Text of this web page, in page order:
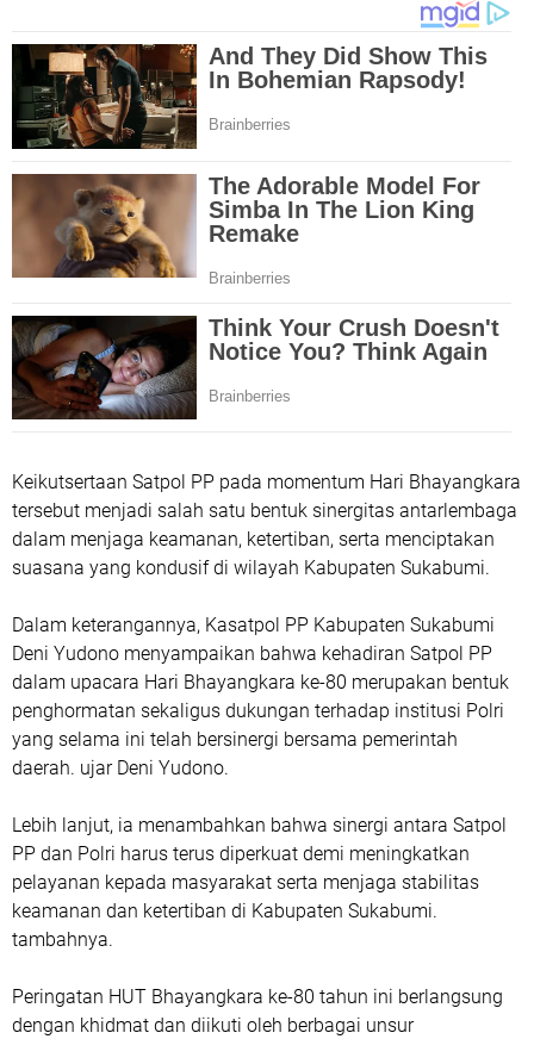
Keikutsertaan Satpol PP pada momentum Hari Bhayangkara
tersebut menjadi salah satu bentuk sinergitas antarlembaga
dalam menjaga keamanan, ketertiban, serta menciptakan
suasana yang kondusif di wilayah Kabupaten Sukabumi.
Dalam keterangannya, Kasatpol PP Kabupaten Sukabumi
Deni Yudono menyampaikan bahwa kehadiran Satpol PP
dalam upacara Hari Bhayangkara ke-80 merupakan bentuk
penghormatan sekaligus dukungan terhadap institusi Polri
yang selama ini telah bersinergi bersama pemerintah
daerah. ujar Deni Yudono.
Lebih lanjut, ia menambahkan bahwa sinergi antara Satpol
PP dan Polri harus terus diperkuat demi meningkatkan
pelayanan kepada masyarakat serta menjaga stabilitas
keamanan dan ketertiban di Kabupaten Sukabumi.
tambahnya.
Peringatan HUT Bhayangkara ke-80 tahun ini berlangsung
dengan khidmat dan diikuti oleh berbagai unsur